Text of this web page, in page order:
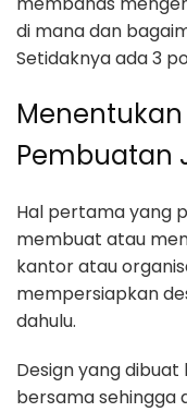
di mana dan
Setidaknya ada 3
Pembuatan
Hal pertama yang
membuat atau
kantor atau
mempersiapkan
dahulu.
Design yang
bersama sehingga